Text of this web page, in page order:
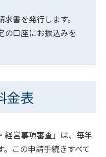
書を発行します。
の口座にお振込みを
金表
経営事項審査」は、毎年
この申請手続きすべて